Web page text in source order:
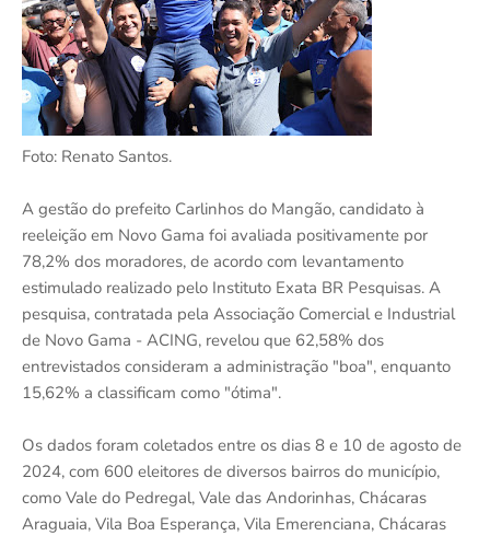
Foto: Renato Santos.
A gestão do prefeito Carlinhos do Mangão, candidato à
reeleição em Novo Gama foi avaliada positivamente por
78,2% dos moradores, de acordo com levantamento
estimulado realizado pelo Instituto Exata BR Pesquisas. A
pesquisa, contratada pela Associação Comercial e Industrial
de Novo Gama - ACING, revelou que 62,58% dos
entrevistados consideram a administração "boa", enquanto
15,62% a classificam como "ótima".
Os dados foram coletados entre os dias 8 e 10 de agosto de
2024, com 600 eleitores de diversos bairros do município,
como Vale do Pedregal, Vale das Andorinhas, Chácaras
Araguaia, Vila Boa Esperança, Vila Emerenciana, Chácaras